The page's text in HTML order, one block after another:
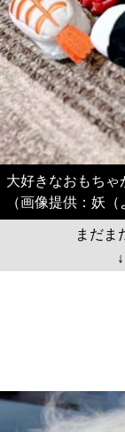
大好きなおもちゃ
（画像提供：妖（
まだま